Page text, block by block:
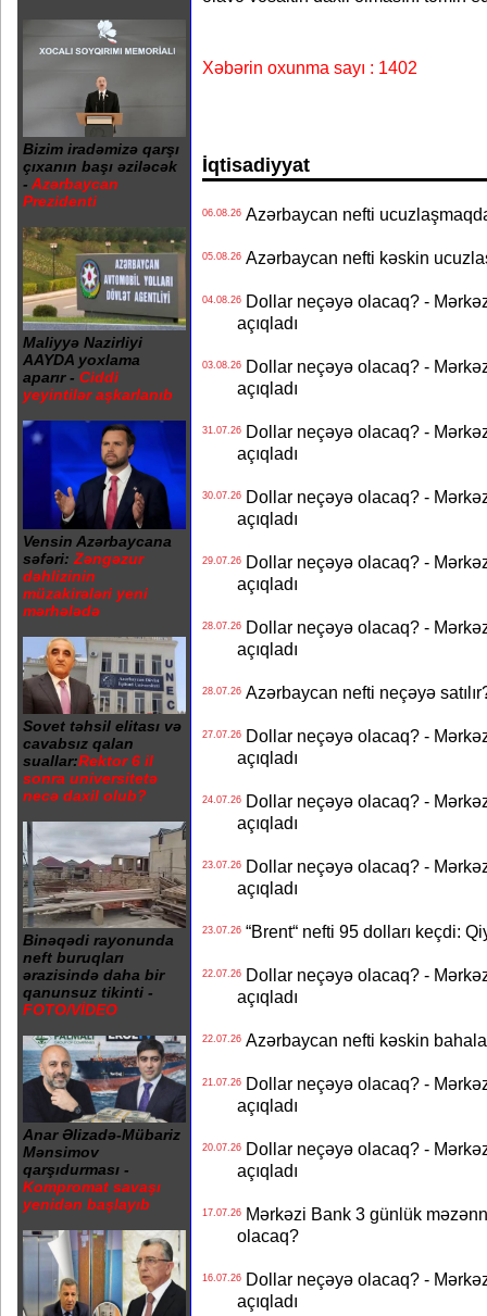
Bizim iradəmizə qarşı
çıxanın başı əziləcək
- Azərbaycan
Prezidenti
Maliyyə Nazirliyi
AAYDA yoxlama
aparır - Ciddi
yeyintilər aşkarlanıb
Vensin Azərbaycana
səfəri: Zəngəzur
dəhlizinin
müzakirələri yeni
mərhələdə
Sovet təhsil elitası və
cavabsız qalan
suallar:Rektor 6 il
sonra universitetə
necə daxil olub?
Binəqədi rayonunda
neft buruqları
ərazisində daha bir
qanunsuz tikinti -
FOTO/VİDEO
Anar Əlizadə-Mübariz
Mənsimov
qarşıdurması -
Kompromat savaşı
yenidən başlayıb
Xəbərin oxunma sayı : 1402
İqtisadiyyat
06.08.26Azərbaycan nefti
05.08.26Azərbaycan nefti kəskin
04.08.26Dollar neçəyə olacaq? -
açıqladı
03.08.26Dollar neçəyə olacaq? -
açıqladı
31.07.26Dollar neçəyə olacaq? -
açıqladı
30.07.26Dollar neçəyə olacaq? -
açıqladı
29.07.26Dollar neçəyə olacaq? -
açıqladı
28.07.26Dollar neçəyə olacaq? -
açıqladı
28.07.26Azərbaycan nefti neçəyə
27.07.26Dollar neçəyə olacaq? -
açıqladı
24.07.26Dollar neçəyə olacaq? -
açıqladı
23.07.26Dollar neçəyə olacaq? -
açıqladı
23.07.26“Brent“ nefti 95 dolları keçdi:
22.07.26Dollar neçəyə olacaq? -
açıqladı
22.07.26Azərbaycan nefti kəskin
21.07.26Dollar neçəyə olacaq? -
açıqladı
20.07.26Dollar neçəyə olacaq? -
açıqladı
17.07.26Mərkəzi Bank 3 günlük
olacaq?
16.07.26Dollar neçəyə olacaq? -
açıqladı